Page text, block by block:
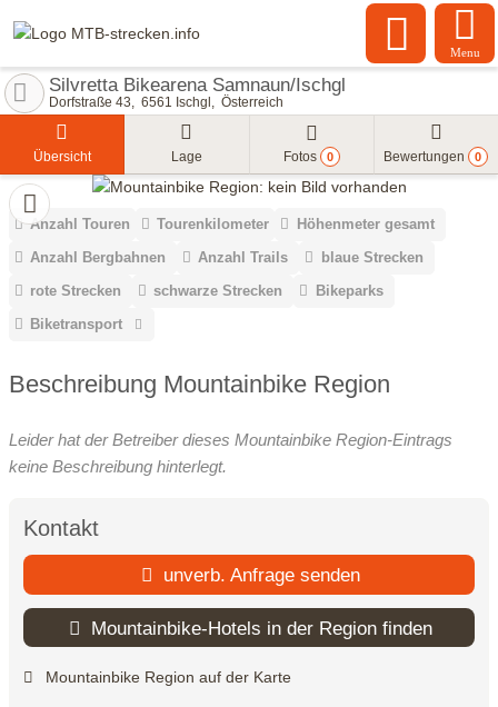
Menu
Silvretta Bikearena Samnaun/Ischgl
Dorfstraße 43 6561 Ischgl Österreich
Übersicht Lage Fotos 0 Bewertungen 0
Anzahl Touren Tourenkilometer
Höhenmeter gesamt
Anzahl Bergbahnen
Anzahl Trails
blaue Strecken
rote Strecken
schwarze Strecken
Bikeparks
Biketransport
Beschreibung Mountainbike Region
Leider hat der Betreiber dieses Mountainbike Region-Eintrags
keine Beschreibung hinterlegt.
Kontakt
unverb. Anfrage senden
Mountainbike-Hotels in der Region finden
Mountainbike Region auf der Karte